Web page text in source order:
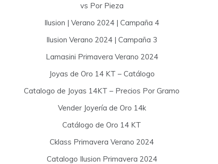
vs Por Pieza
Ilusion | Verano 2024 | Campaña 4
Ilusion Verano 2024 | Campaña 3
Lamasini Primavera Verano 2024
Joyas de Oro 14 KT – Catálogo
Catalogo de Joyas 14KT – Precios Por Gramo
Vender Joyería de Oro 14k
Catálogo de Oro 14 KT
Cklass Primavera Verano 2024
Catalogo Ilusion Primavera 2024